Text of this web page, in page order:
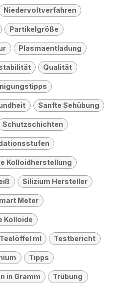
Niedervoltverfahren
Partikelgröße
Plasmaentladung
Qualität
Sanfte Sehübung
Schutzschichten
Kolloidherstellung
Silizium Hersteller
Meter
Kolloide
Teelöffel ml Testbericht
Tipps
in Gramm Trübung